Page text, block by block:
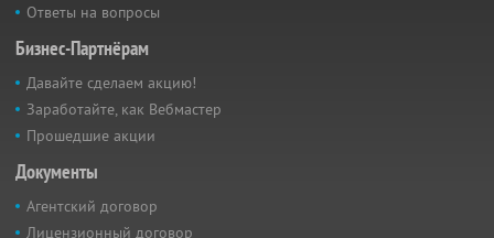
Ответы на вопросы
Бизнес-Партнёрам
Давайте сделаем акцию!
Заработайте, как Вебмастер
Прошедшие акции
Документы
Агентский договор
Лицензионный договор